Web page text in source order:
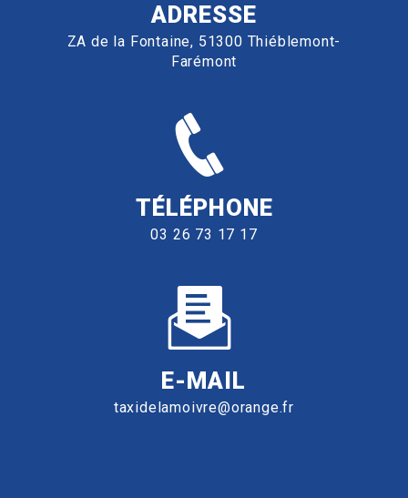
ADRESSE
ZA de la Fontaine, 51300 Thiéblemont-
Farémont
TÉLÉPHONE
03 26 73 17 17
E-MAIL
taxidelamoivre@orange.fr